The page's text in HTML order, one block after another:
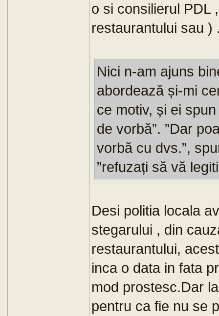
o si consilierul PDL
restaurantului sau )
Nici n-am ajuns
abordează și-mi
ce motiv, și ei
de vorbă”. ”Dar
vorbă cu dvs.”,
”refuzați să vă
Desi politia locala
stegarului , din
restaurantului,
inca o data in fata
mod prostesc.Dar
pentru ca fie nu se